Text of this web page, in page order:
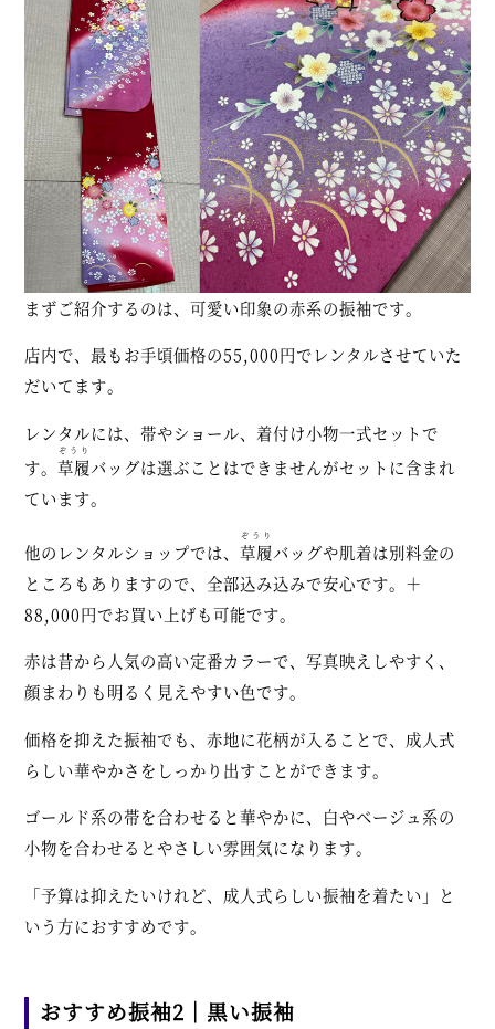
まずご紹介するのは、可愛い印象の赤系の振袖です。
店内で、最もお手頃価格の55,000円でレンタルさせていた
だいてます。
レンタルには、帯やショール、着付け小物一式セットで
す。草履
ぞうり
バッグは選ぶことはできませんがセットに含まれ
ています。
他のレンタルショップでは、草履
ぞうり
バッグや肌着は別料金の
ところもありますので、全部込み込みで安心です。＋
88,000円でお買い上げも可能です。
赤は昔から人気の高い定番カラーで、写真映えしやすく、
顔まわりも明るく見えやすい色です。
価格を抑えた振袖でも、赤地に花柄が入ることで、成人式
らしい華やかさをしっかり出すことができます。
ゴールド系の帯を合わせると華やかに、白やベージュ系の
小物を合わせるとやさしい雰囲気になります。
「予算は抑えたいけれど、成人式らしい振袖を着たい」と
いう方におすすめです。
おすすめ振袖2｜黒い振袖